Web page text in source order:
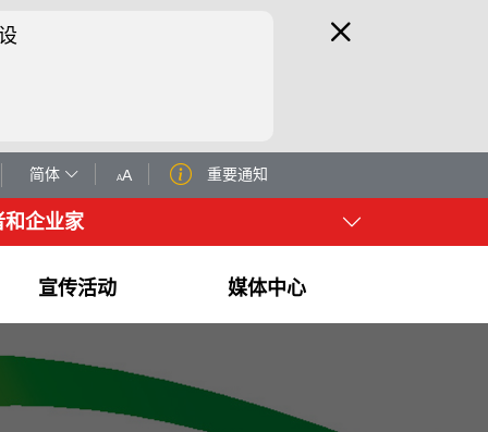
简体 AA 重要通知
和企业家
宣传活动 媒体中心